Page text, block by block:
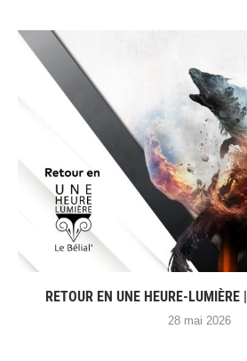
RETOUR EN UNE HEURE-
28 mai 2026